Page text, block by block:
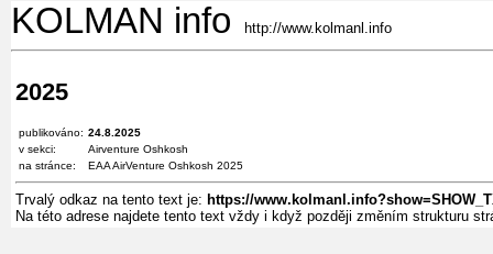
KOLMAN info http://www.kolmanl.info
2025
publikováno: 24.8.2025
v sekci:
Airventure Oshkosh
na stránce:
EAA AirVenture Oshkosh 2025
Trvalý odkaz na tento text je: https://
Na této adrese najdete tento text vždy i když později změním strukturu